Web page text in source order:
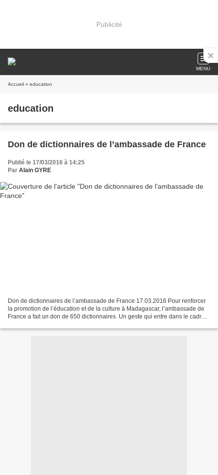
Publicité
MENU
Accueil » education
education
Don de dictionnaires de l’ambassade de France
Publié le 17/03/2016 à 14:25
Par Alain GYRE
Don de dictionnaires de l’ambassade de France 17.03.2016 Pour renforcer
la promotion de l’éducation et de la culture à Madagascar, l’ambassade de
France a fait un don de 650 dictionnaires. Un geste qui entre dans le cadre